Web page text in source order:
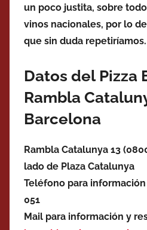
un poco justita, sobre
vinos nacionales, por lo
que sin duda repetiríamos.
Datos del Pizza
Rambla
Barcelona
Rambla Catalunya 13
lado de Plaza Catalunya
Teléfono para información
051
Mail para información y